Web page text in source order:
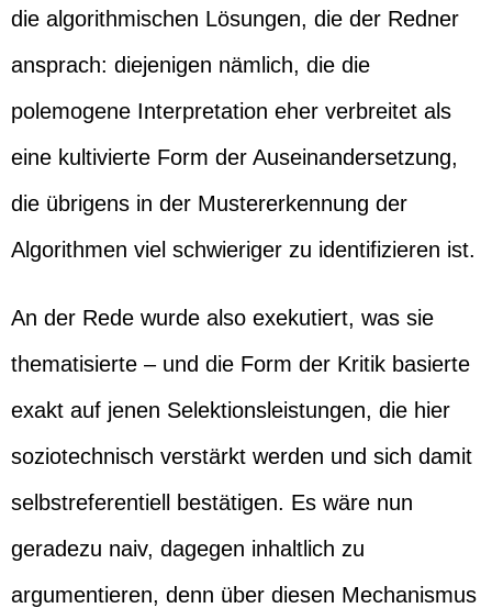
die algorithmischen Lösungen, die der Redner
ansprach: diejenigen nämlich, die die
polemogene Interpretation eher verbreitet als
eine kultivierte Form der Auseinandersetzung,
die übrigens in der Mustererkennung der
Algorithmen viel schwieriger zu identifizieren ist.
An der Rede wurde also exekutiert, was sie
thematisierte – und die Form der Kritik basierte
exakt auf jenen Selektionsleistungen, die hier
soziotechnisch verstärkt werden und sich damit
selbstreferentiell bestätigen. Es wäre nun
geradezu naiv, dagegen inhaltlich zu
argumentieren, denn über diesen Mechanismus